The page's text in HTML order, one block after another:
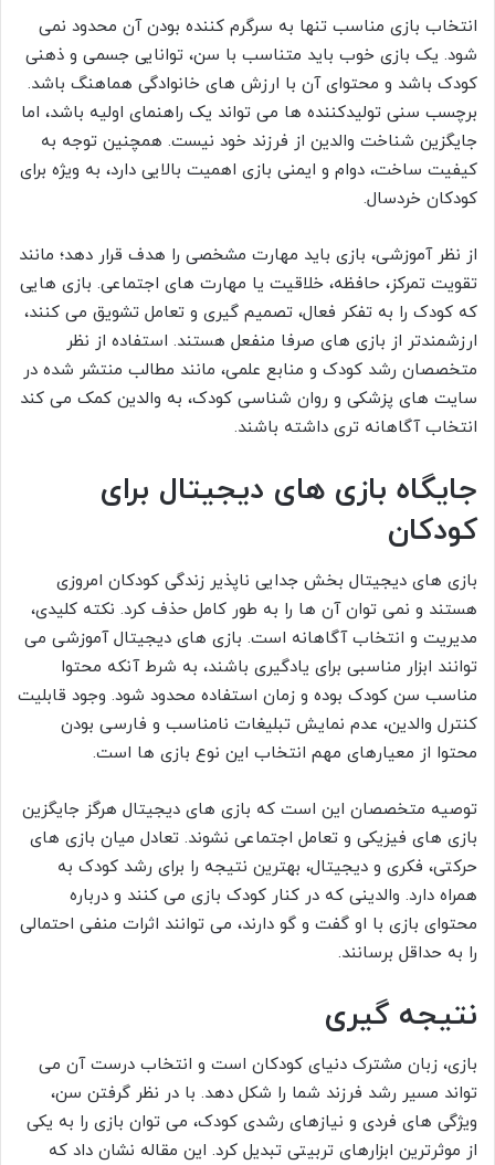
انتخاب بازی مناسب تنها به سرگرم کننده بودن آن محدود نمی
شود. یک بازی خوب باید متناسب با سن، توانایی جسمی و ذهنی
کودک باشد و محتوای آن با ارزش های خانوادگی هماهنگ باشد.
برچسب سنی تولیدکننده ها می تواند یک راهنمای اولیه باشد، اما
جایگزین شناخت والدین از فرزند خود نیست. همچنین توجه به
کیفیت ساخت، دوام و ایمنی بازی اهمیت بالایی دارد، به ویژه برای
کودکان خردسال.
از نظر آموزشی، بازی باید مهارت مشخصی را هدف قرار دهد؛ مانند
تقویت تمرکز، حافظه، خلاقیت یا مهارت های اجتماعی. بازی هایی
که کودک را به تفکر فعال، تصمیم گیری و تعامل تشویق می کنند،
ارزشمندتر از بازی های صرفا منفعل هستند. استفاده از نظر
متخصصان رشد کودک و منابع علمی، مانند مطالب منتشر شده در
سایت های پزشکی و روان شناسی کودک، به والدین کمک می کند
انتخاب آگاهانه تری داشته باشند.
جایگاه بازی های دیجیتال برای
کودکان
بازی های دیجیتال بخش جدایی ناپذیر زندگی کودکان امروزی
هستند و نمی توان آن ها را به طور کامل حذف کرد. نکته کلیدی،
مدیریت و انتخاب آگاهانه است. بازی های دیجیتال آموزشی می
توانند ابزار مناسبی برای یادگیری باشند، به شرط آنکه محتوا
مناسب سن کودک بوده و زمان استفاده محدود شود. وجود قابلیت
کنترل والدین، عدم نمایش تبلیغات نامناسب و فارسی بودن
محتوا از معیارهای مهم انتخاب این نوع بازی ها است.
توصیه متخصصان این است که بازی های دیجیتال هرگز جایگزین
بازی های فیزیکی و تعامل اجتماعی نشوند. تعادل میان بازی های
حرکتی، فکری و دیجیتال، بهترین نتیجه را برای رشد کودک به
همراه دارد. والدینی که در کنار کودک بازی می کنند و درباره
محتوای بازی با او گفت و گو دارند، می توانند اثرات منفی احتمالی
را به حداقل برسانند.
نتیجه گیری
بازی، زبان مشترک دنیای کودکان است و انتخاب درست آن می
تواند مسیر رشد فرزند شما را شکل دهد. با در نظر گرفتن سن،
ویژگی های فردی و نیازهای رشدی کودک، می توان بازی را به یکی
از موثرترین ابزارهای تربیتی تبدیل کرد. این مقاله نشان داد که